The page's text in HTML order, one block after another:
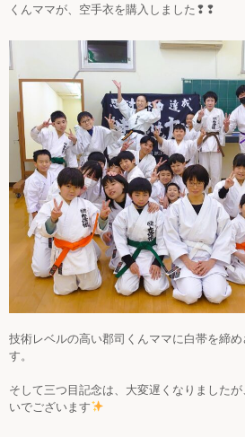
くんママが、空手衣を購入しました❢❢
技術レベルの高い郡司くんママに白帯を締
す。
そして三つ目記念は、大変遅くなりました
いでございます